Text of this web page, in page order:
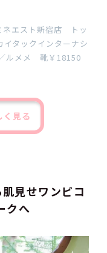
ネエスト新宿店 トッ
タックインターナシ
ルメメ 靴￥18150
く見る
見せワンピコ
クへ